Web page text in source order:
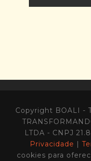
Copyright BOALI -
LTDA - CNPJ
Privacidade |
cookies para